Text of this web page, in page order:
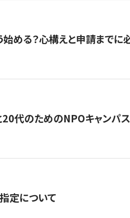
始める？心構えと申請まで
代のためのNPOキャンパ
定について